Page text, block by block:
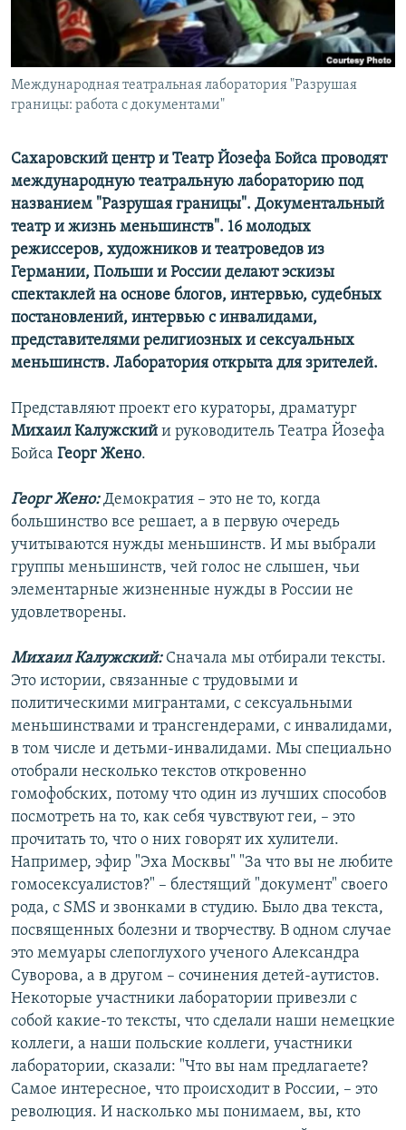
СОЦИАЛЬНЫЕ СЕТИ
Международная театральная лаборатория "Разрушая
границы: работа с документами"
Сахаровский центр и Театр Йозефа Бойса проводят
международную театральную лабораторию под
названием "Разрушая границы". Документальный
театр и жизнь меньшинств". 16 молодых
режиссеров, художников и театроведов из
Германии, Польши и России делают эскизы
спектаклей на основе блогов, интервью, судебных
постановлений, интервью с инвалидами,
представителями религиозных и сексуальных
меньшинств. Лаборатория открыта для зрителей.
Представляют проект его кураторы, драматург
Михаил Калужский и руководитель Театра Йозефа
Бойса Георг Жено.
Георг Жено:Демократия – это не то, когда
большинство все решает, а в первую очередь
учитываются нужды меньшинств. И мы выбрали
группы меньшинств, чей голос не слышен, чьи
элементарные жизненные нужды в России не
удовлетворены.
Михаил Калужский:Сначала мы отбирали тексты.
Это истории, связанные с трудовыми и
политическими мигрантами, с сексуальными
меньшинствами и трансгендерами, с инвалидами,
в том числе и детьми-инвалидами. Мы специально
отобрали несколько текстов откровенно
гомофобских, потому что один из лучших способов
посмотреть на то, как себя чувствуют геи, – это
прочитать то, что о них говорят их хулители.
Например, эфир "Эха Москвы" "За что вы не любите
гомосексуалистов?" – блестящий "документ" своего
рода, с SMS и звонками в студию. Было два текста,
посвященных болезни и творчеству. В одном случае
это мемуары слепоглухого ученого Александра
Суворова, а в другом – сочинения детей-аутистов.
Некоторые участники лаборатории привезли с
собой какие-то тексты, что сделали наши немецкие
коллеги, а наши польские коллеги, участники
лаборатории, сказали: "Что вы нам предлагаете?
Самое интересное, что происходит в России, – это
революция. И насколько мы понимаем, вы, кто